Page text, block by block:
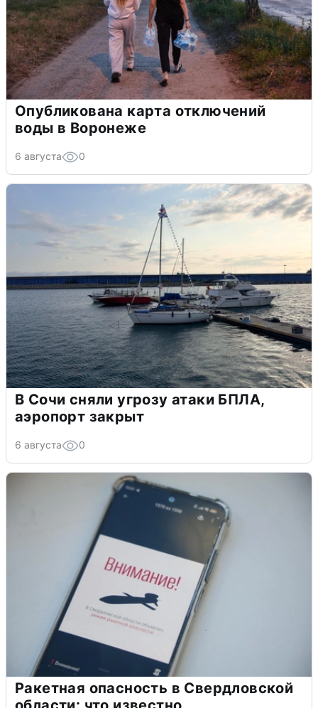
Опубликована карта отключений
воды в Воронеже
6 августа 0
В Сочи сняли угрозу атаки БПЛА,
аэропорт закрыт
6 августа 0
Ракетная опасность в Свердловской